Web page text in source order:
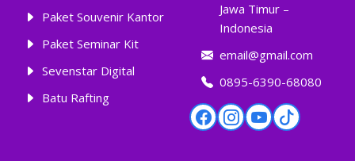
Paket Souvenir Kantor
Paket Seminar Kit
Sevenstar Digital
Batu Rafting
Jawa Timur –
Indonesia
email@gmail.com
0895-6390-68080